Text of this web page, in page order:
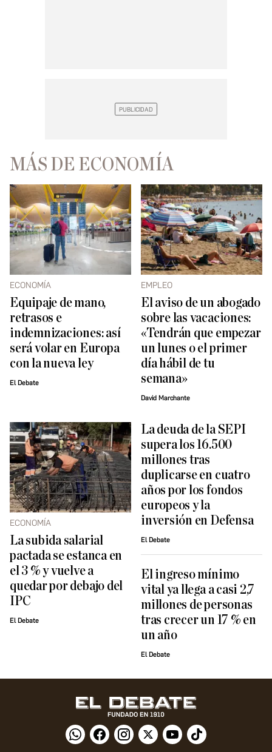
MÁS DE ECONOMÍA
ECONOMÍA
Equipaje de mano,
retrasos e
indemnizaciones: así
será volar en Europa
con la nueva ley
El Debate
EMPLEO
El aviso de un abogado
sobre las vacaciones:
«Tendrán que empezar
un lunes o el primer
día hábil de tu
semana»
David Marchante
ECONOMÍA
La subida salarial
pactada se estanca en
el 3 % y vuelve a
quedar por debajo del
IPC
El Debate
La deuda de la SEPI
supera los 16.500
millones tras
duplicarse en cuatro
años por los fondos
europeos y la
inversión en Defensa
El Debate
El ingreso mínimo
vital ya llega a casi 2,7
millones de personas
tras crecer un 17 % en
un año
El Debate